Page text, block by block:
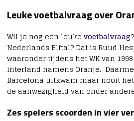
Leuke voetbalvraag over
Wil je nog een leuke voetbalvraag
Nederlands Elftal? Dat is Ruud
waaronder tijdens het WK van
interland namens Oranje.
Barcelona uitkwam maar nooit
de aanwezigheid van onder
Zes spelers scoorden in vier